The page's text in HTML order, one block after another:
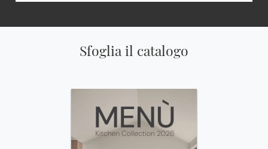
Sfoglia il catalogo